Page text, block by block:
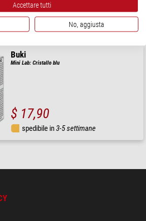
$ 17,90
1-2 settimane
Buki
Mini Lab: Cristallo blu
$ 17,90
spedibile in3-5 settimane
Accettare tutti
No, aggiusta